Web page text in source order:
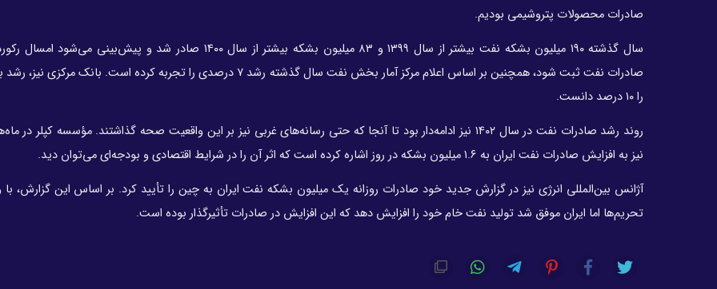
صادرات محصولات پتروشیمی بودیم.
سال گذشته ۱۹۰ میلیون بشکه نفت بیشتر از سال ۱۳۹۹ و ۸۳ میلیون بشکه بیشتر از سال ۱۴۰۰ صادر شد و پیش‌بینی
صادرات نفت ثبت شود، همچنین بر اساس اعلام مرکز آمار بخش نفت سال گذشته رشد ۷ درصدی را تجربه کرده است.
را ۱۰ درصد دانست.
روند رشد صادرات نفت در سال ۱۴۰۲ نیز ادامه‌دار بود تا آنجا که حتی رسانه‌های غربی نیز بر این واقعیت صحه گذاشتند. مؤسسه کپلر
نیز به افزایش صادرات نفت ایران به ۱.۶ میلیون بشکه در روز اشاره کرده است که اثر آن را در شرایط اقتصادی و بودجه‌ای می‌توان دید.
آژانس بین‌المللی انرژی نیز در گزارش جدید خود صادرات روزانه یک میلیون بشکه نفت ایران به چین را تأیید کرد. بر اساس این گزارش، با
تحریم‌ها اما ایران موفق شد تولید نفت خام خود را افزایش دهد که این افزایش در صادرات تأثیرگذار بوده است.